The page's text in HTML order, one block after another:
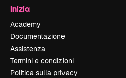
Inizia
Academy
Documentazione
Assistenza
Termini e condizioni
Politica sulla privacy